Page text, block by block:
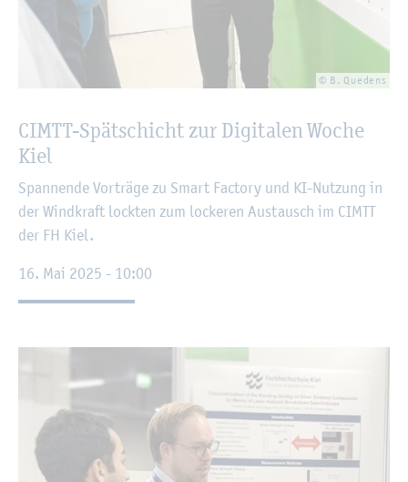
© B. Que­dens
CIMTT-Spät­schicht zur Di­gi­ta­len Woche
Kiel
Span­nen­de Vor­trä­ge zu Smart Fac­to­ry und KI-Nut­zung in
der Wind­kraft lock­ten zum lo­cke­ren Aus­tausch im CIMTT
der FH Kiel.
16. Mai 2025 - 10:00